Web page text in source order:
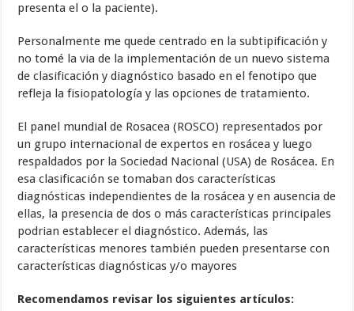
presenta el o la paciente).
Personalmente me quede centrado en la subtipificación y
no tomé la via de la implementación de un nuevo sistema
de clasificación y diagnóstico basado en el fenotipo que
refleja la fisiopatología y las opciones de tratamiento.
El panel mundial de Rosacea (ROSCO) representados por
un grupo internacional de expertos en rosácea y luego
respaldados por la Sociedad Nacional (USA) de Rosácea. En
esa clasificación se tomaban dos características
diagnósticas independientes de la rosácea y en ausencia de
ellas, la presencia de dos o más características principales
podrian establecer el diagnóstico. Además, las
características menores también pueden presentarse con
características diagnósticas y/o mayores
Recomendamos revisar los siguientes artículos: